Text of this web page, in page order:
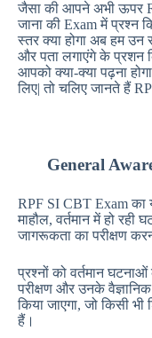
जैसा की आपने अभी ऊपर
जाना की Exam में प्रश्न
स्तर क्या होगा अब हम उन
और पता लगाएंगे के प्रशन
आपको क्या-क्या पढ़ना
लिए| तो चलिए जानते हैं
General
RPF SI CBT Exam का
माहौल, वर्तमान में हो
जागरूकता का परीक्षण
प्रश्नों को वर्तमान
परीक्षण और उनके
किया जाएगा, जो किसी भी
हैं।